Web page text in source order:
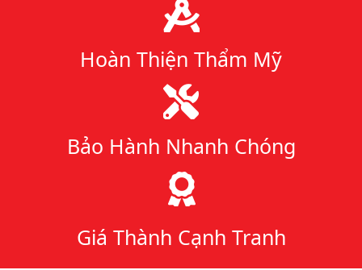
Hoàn Thiện Thẩm Mỹ
Bảo Hành Nhanh Chóng
Giá Thành Cạnh Tranh